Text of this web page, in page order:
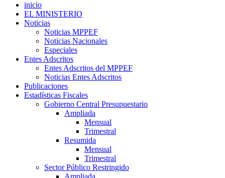
inicio
EL MINISTERIO
Noticias
Noticias MPPEF
Noticias Nacionales
Especiales
Entes Adscritos
Entes Adscritos del MPPEF
Noticias Entes Adscritos
Publicaciones
Estadísticas Fiscales
Gobierno Central Presupuestario
Ampliada
Mensual
Trimestral
Resumida
Mensual
Trimestral
Sector Público Restringido
Ampliada